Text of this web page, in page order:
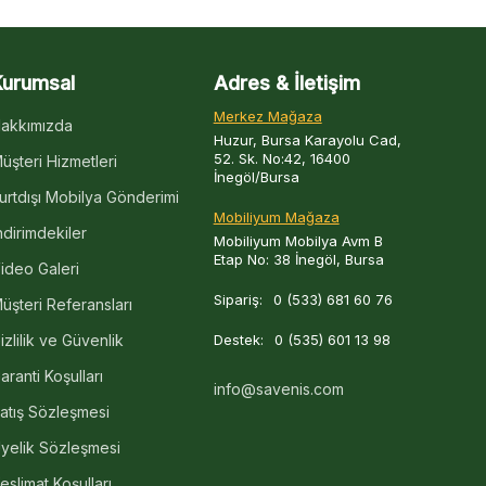
Hizmetleri
Mobilya Gönderimi
Galeri
Referansları
ve Güvenlik
Koşulları
Sözleşmesi
Sözleşmesi
Adres & İletişim
Merkez Mağaza
Huzur, Bursa Karayolu Cad,
52. Sk. No:42, 16400
İnegöl/Bursa
Mobiliyum Mağaza
Mobiliyum Mobilya Avm B
Etap No: 38 İnegöl, Bursa
Sipariş: 0 (533) 681 60 76
Destek: 0 (535) 601 13 98
info@savenis.com